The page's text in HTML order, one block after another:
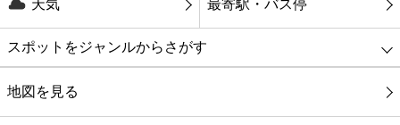
天気 最寄駅・バス停
スポットをジャンルからさがす
グルメ
地図を見る